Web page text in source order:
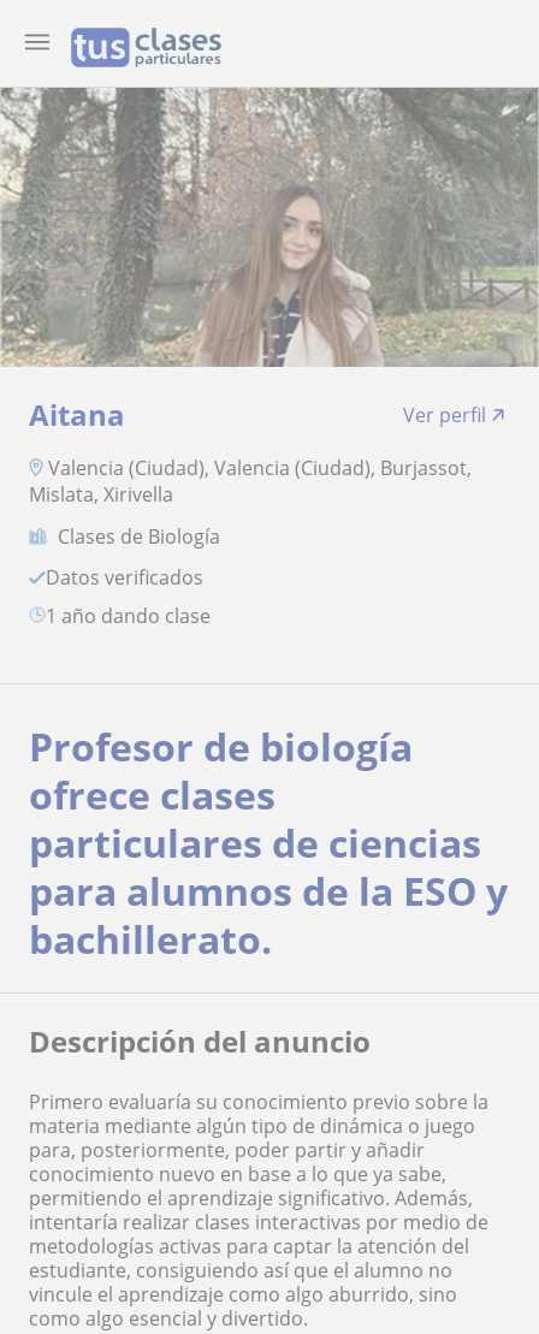
Aitana
Ver perfil
Valencia (Ciudad), Valencia (Ciudad), Burjassot,
Mislata, Xirivella
Clases de Biología
Datos verificados
1 año dando clase
Profesor de biología
ofrece clases
particulares de ciencias
para alumnos de la ESO y
bachillerato.
Descripción del anuncio
Primero evaluaría su conocimiento previo sobre la
materia mediante algún tipo de dinámica o juego
para, posteriormente, poder partir y añadir
conocimiento nuevo en base a lo que ya sabe,
permitiendo el aprendizaje significativo. Además,
intentaría realizar clases interactivas por medio de
metodologías activas para captar la atención del
estudiante, consiguiendo así que el alumno no
vincule el aprendizaje como algo aburrido, sino
como algo esencial y divertido.